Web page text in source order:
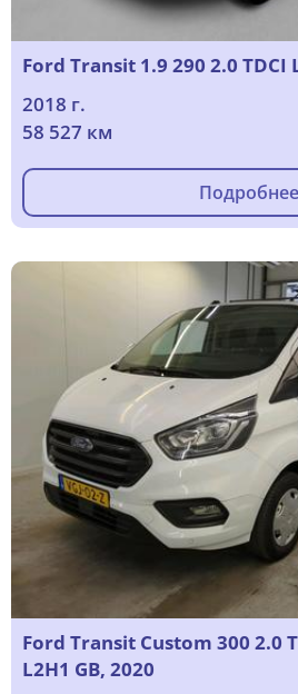
Ford Transit 1.9 290 2.0 TDCI
2018 г.
58 527 км
Подробнее
Ford Transit Custom 300 2.0
L2H1 GB, 2020